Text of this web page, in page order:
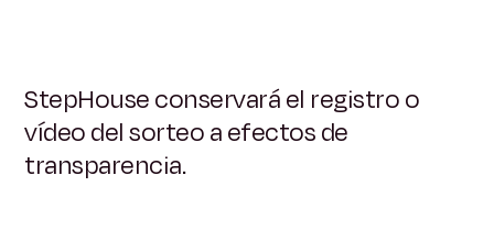
StepHouse conservará el registro o
vídeo del sorteo a efectos de
transparencia.